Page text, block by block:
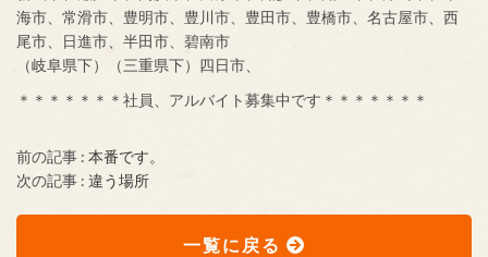
海市、常滑市、豊明市、豊川市、豊田市、豊橋市、名古屋市、西
尾市、日進市、半田市、碧南市
（岐阜県下）（三重県下）四日市、
＊＊＊＊＊＊＊社員、アルバイト募集中です＊＊＊＊＊＊＊
前の記事 : 本番です。
次の記事 : 違う場所
一覧に戻る